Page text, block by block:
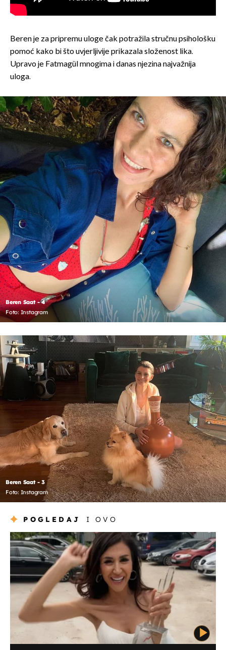
Beren je za pripremu uloge čak potražila stručnu psihološku
pomoć kako bi što uvjerljivije prikazala složenost lika.
Upravo je Fatmagül mnogima i danas njezina najvažnija
uloga.
Beren Saat - 4
Foto: Instagram
Beren Saat - 3
Foto: Instagram
POGLEDAJ I OVO